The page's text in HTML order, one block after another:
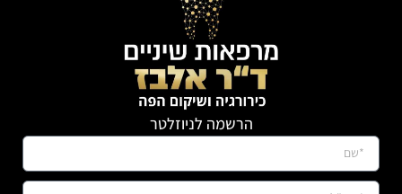
הרשמה לניוזלטר